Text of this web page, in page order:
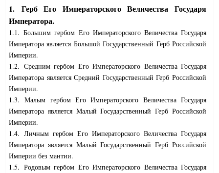
1. Герб Его Императорского Величества Государя
Императора.
1.1. Большим гербом Его Императорского Величества Государя
Императора является Большой Государственный Герб Российской
Империи.
1.2. Средним гербом Его Императорского Величества Государя
Императора является Средний Государственный Герб Российской
Империи.
1.3. Малым гербом Его Императорского Величества Государя
Императора является Малый Государственный Герб Российской
Империи.
1.4. Личным гербом Его Императорского Величества Государя
Императора является Малый Государственный Герб Российской
Империи без мантии.
1.5. Родовым гербом Его Императорского Величества Государя